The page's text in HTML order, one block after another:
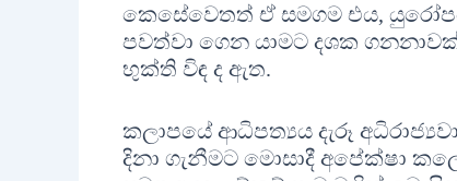
කෙසේවෙතත් ඒ සමගම එය, යුරෝපය
පවත්වා ගෙන යාමට දශක
භුක්ති විඳ ද ඇත.
කලාපයේ ආධිපත්‍යය දැරූ
දිනා ගැනීමට මොසාදී අපේක්ෂා